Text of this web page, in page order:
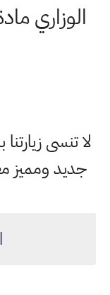
الوزاري
لا تنسى
جديد ومميز